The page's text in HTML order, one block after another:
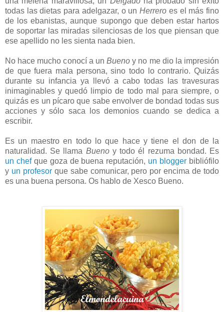
todas las dietas para adelgazar, o unHerrero es el más fino
de los ebanistas, aunque supongo que deben estar hartos
de soportar las miradas silenciosas de los que piensan que
ese apellido no les sienta nada bien.
No hace mucho conocí a un Bueno y no me dio la impresión
de que fuera mala persona, sino todo lo contrario. Quizás
durante su infancia ya llevó a cabo todas las travesuras
inimaginables y quedó limpio de todo mal para siempre, o
quizás es un pícaro que sabe envolver de bondad todas sus
acciones y sólo saca los demonios cuando se dedica a
escribir.
Es un maestro en todo lo que hace y tiene el don de la
naturalidad. Se llama Buenoy todo él rezuma bondad. Es
un chefque goza de buena reputación, un blogger bibliófilo
y un profesorque sabe comunicar, pero por encima de todo
es una buena persona. Os hablo de Xesco Bueno.